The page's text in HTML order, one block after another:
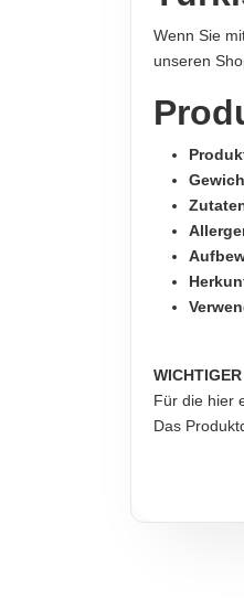
Hinweis zur
Wenn Sie
unseren
Für die hier
Das